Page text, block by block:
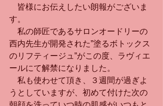
皆様にお伝えしたい朗報がございま
す。
私の師匠であるサロンオードリーの
西内先生が開発された”塗るボトックス
のリフティージュ”がこの度、ラヴィエ
ールにて解禁になりました。
私も使わせて頂き、３週間が過ぎよ
うとしていますが、初めて付けた次の